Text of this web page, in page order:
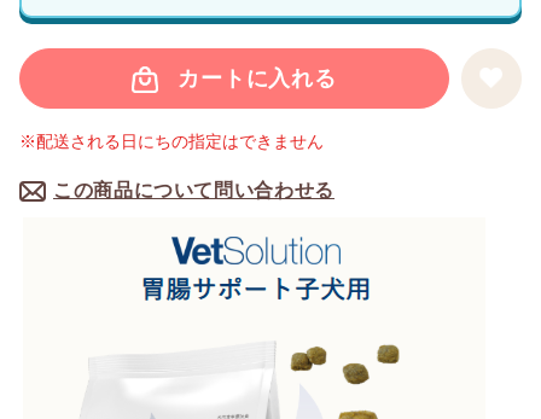
カートに入れる
この商品について問い合わせる
※配送される日にちの指定はできません